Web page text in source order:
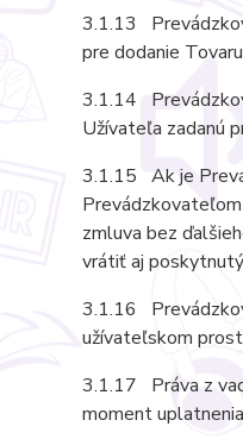
3.1.13
pre dodanie
3.1.14
Užívateľa zadanú
3.1.15 Ak je
Prevádzkovateľom
zmluva bez
vrátiť aj
3.1.16
užívateľskom
3.1.17 Práva z
moment